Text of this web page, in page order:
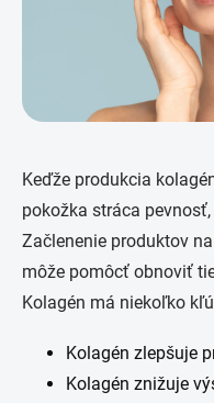
Keďže produkcia
pokožka stráca
Začlenenie produktov
môže pomôcť obnoviť
Kolagén má niekoľko
Kolagén zlepšuje
Kolagén znižuje